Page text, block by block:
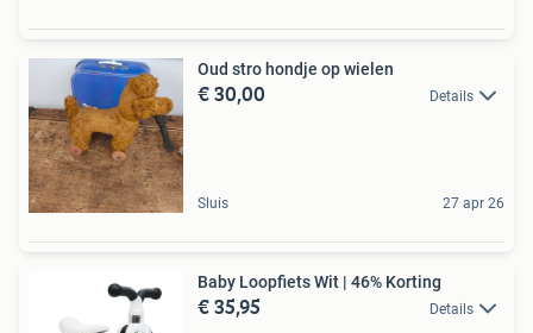
Oud stro hondje op wielen
€ 30,00 Details
Sluis 27 apr 26
Baby Loopfiets Wit | 46% Korting
€ 35,95 Details